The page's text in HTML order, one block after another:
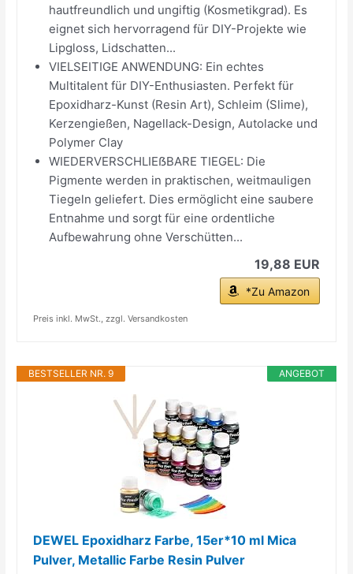
hautfreundlich und ungiftig (Kosmetikgrad). Es
eignet sich hervorragend für DIY-Projekte wie
Lipgloss, Lidschatten...
VIELSEITIGE ANWENDUNG: Ein echtes
Multitalent für DIY-Enthusiasten. Perfekt für
Epoxidharz-Kunst (Resin Art), Schleim (Slime),
Kerzengießen, Nagellack-Design, Autolacke und
Polymer Clay
WIEDERVERSCHLIEẞBARE TIEGEL: Die
Pigmente werden in praktischen, weitmauligen
Tiegeln geliefert. Dies ermöglicht eine saubere
Entnahme und sorgt für eine ordentliche
Aufbewahrung ohne Verschütten...
19,88 EUR
*Zu Amazon
Preis inkl. MwSt., zzgl. Versandkosten
ANGEBOT
BESTSELLER NR. 9
DEWEL Epoxidharz Farbe, 15er*10 ml Mica
Pulver, Metallic Farbe Resin Pulver